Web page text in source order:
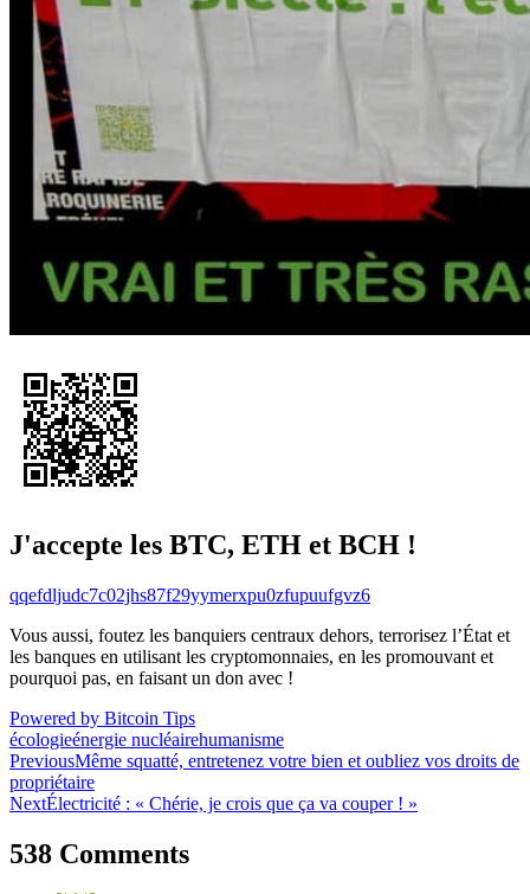
J'accepte les BTC, ETH et BCH !
qqefdljudc7c02jhs87f29yymerxpu0zfupuufgvz6
Vous aussi, foutez les banquiers centraux dehors, terrorisez l’État et
les banques en utilisant les cryptomonnaies, en les promouvant et
pourquoi pas, en faisant un don avec !
Powered by Bitcoin Tips
écologieénergie nucléairehumanisme
Navigation
de
PreviousMême squatté, entretenez votre bien et oubliez vos droits de
propriétaire
NextÉlectricité : « Chérie, je crois que ça va couper ! »
538 Comments